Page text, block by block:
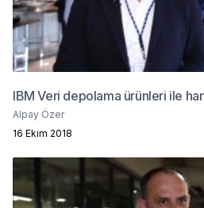
IBM Veri depolama ürünleri ile
Alpay Özer
16 Ekim 2018